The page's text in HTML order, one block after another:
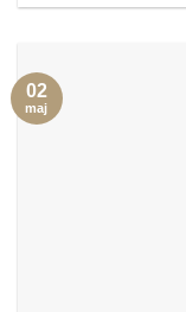
02
maj